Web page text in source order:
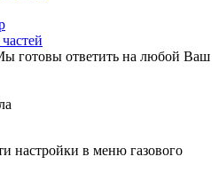
готовы ответить на любой Ваш
настройки в меню газового